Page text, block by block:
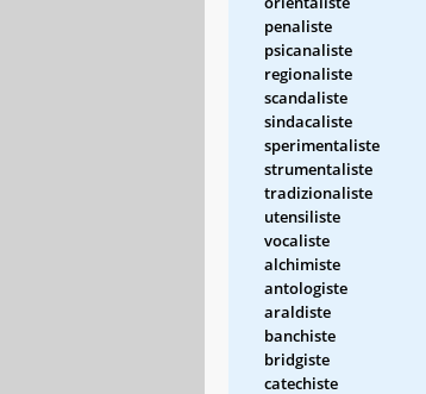
penaliste
psicanaliste
regionaliste
scandaliste
sindacaliste
sperimentaliste
strumentaliste
tradizionaliste
utensiliste
vocaliste
alchimiste
antologiste
araldiste
banchiste
bridgiste
catechiste